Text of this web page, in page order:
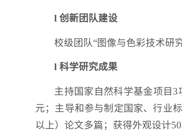
l创新团队建设
校级团队“图像与色彩技术研
l科学研究成果
主持国家自然科学基金项目
元；主导和参与制定国家、行业
以上）论文多篇；获得外观设计